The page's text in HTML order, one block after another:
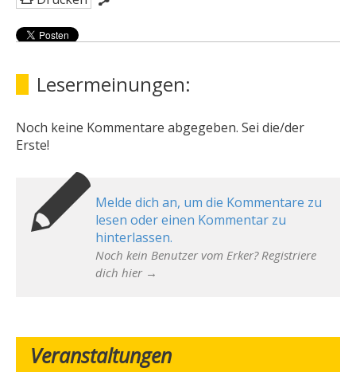
Lesermeinungen:
Noch keine Kommentare abgegeben. Sei die/der
Erste!
Melde dich an, um die Kommentare zu
lesen oder einen Kommentar zu
hinterlassen.
Noch kein Benutzer vom Erker? Registriere
dich hier →
Veranstaltungen